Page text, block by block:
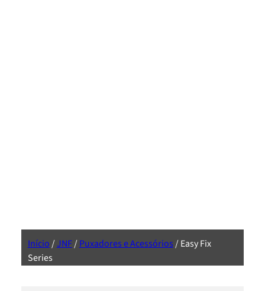
Início/JNF/Puxadores e Acessórios/ Easy Fix
Series